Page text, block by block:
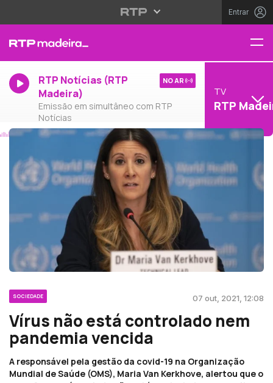
Entrar
RTP Notícias (RTP
Madeira)
Emissão em simultâneo com RTP
Notícias
NO AR
TV
RTP
SOCIEDADE 07 out, 2021, 12:08
Vírus não está controlado nem
pandemia vencida
A responsável pela gestão da covid-19 na Organização
Mundial de Saúde (OMS), Maria Van Kerkhove, alertou que o